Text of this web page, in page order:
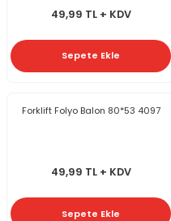
49,99 TL + KDV
Sepete Ekle
Forklift Folyo Balon 80*53 4097
49,99 TL + KDV
Sepete Ekle